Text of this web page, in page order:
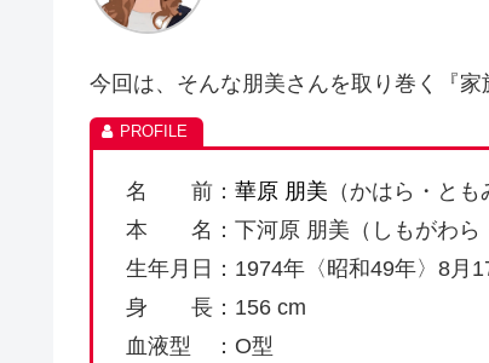
今回は、そんな朋美さんを取り巻く『家
名 前： 華原 朋美 （かはら・とも
本 名：下河原 朋美（しもがわら
生年月日：1974年〈昭和49年〉8月
身 長：156 cm
血液型 ：O型